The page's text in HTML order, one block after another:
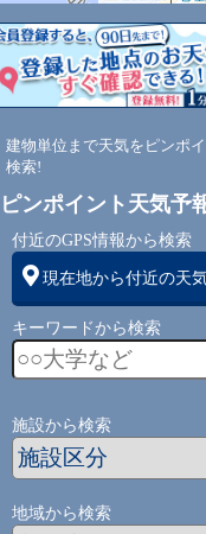
53 46 48
南 南
3 3 3
建物単位まで天気をピンポ
検索!
ピンポイント天気予
付近のGPS情報から検索
現在地から付近の天
キーワードから検索
施設から検索
地域から検索